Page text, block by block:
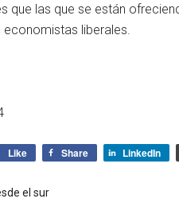
que las que se están
liberales.
Like Share LinkedIn
el sur